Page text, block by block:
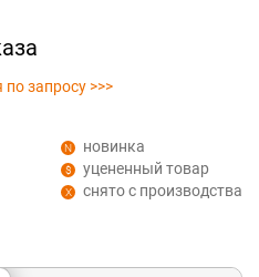
запросу >>>
новинка
уцененный товар
снято с производства